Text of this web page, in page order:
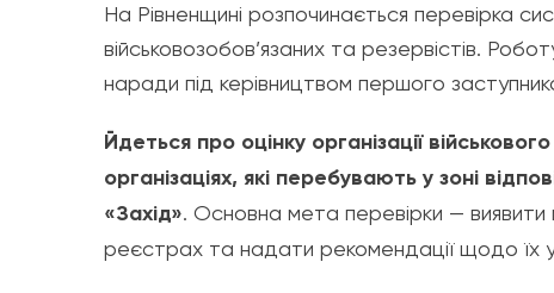
На Рівненщині розпочинається перевірка
військовозобов’язаних та резервістів.
наради під керівництвом першого
Йдеться про оцінку організації
організаціях, які перебувають у зоні
«Захід». Основна мета перевірки — виявити
реєстрах та надати рекомендації щодо їх